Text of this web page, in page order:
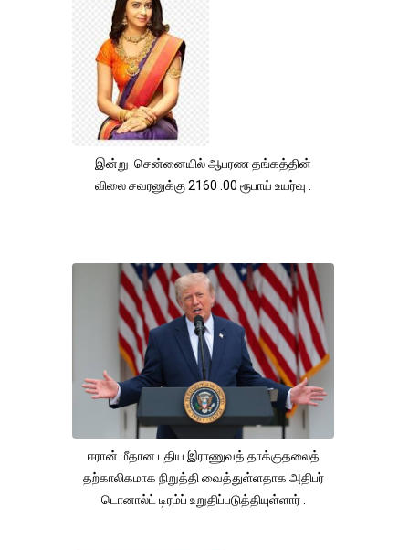
இன்று சென்னையில் ஆபரண தங்கத்தின்
விலை சவரனுக்கு 2160 .00 ரூபாய் உயர்வு .
ஈரான் மீதான புதிய இராணுவத் தாக்குதலைத்
தற்காலிகமாக நிறுத்தி வைத்துள்ளதாக அதிபர்
டொனால்ட் டிரம்ப் உறுதிப்படுத்தியுள்ளார் .